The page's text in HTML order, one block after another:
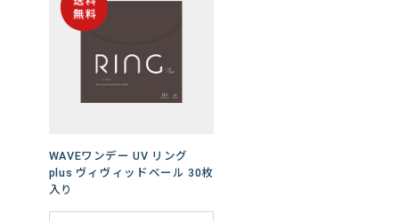
WAVEワンデー エアスリム
plus 60枚入り
4箱セット ¥13,360
クーポン利用で 960円OFF
WAVEワンデー UV リング
plus ヴィヴィッドベール 30枚
入り